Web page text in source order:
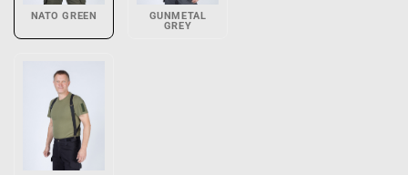
NATO GREEN
GUNMETAL
GREY